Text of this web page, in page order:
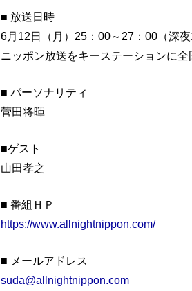
■ 放送日時
6月12日（月）25：00～27：00（深夜
ニッポン放送をキーステーションに
■ パーソナリティ
菅田将暉
■ゲスト
山田孝之
■ 番組ＨＰ
https://www.allnightnippon.com/
■ メールアドレス
suda@allnightnippon.com